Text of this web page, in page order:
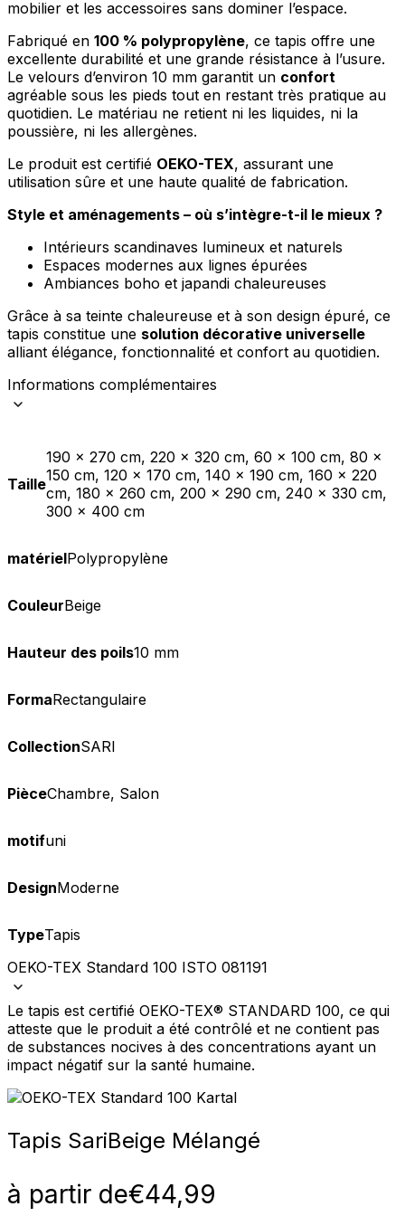
mobilier et les accessoires sans dominer l’espace.
Fabriqué en 100 % polypropylène, ce tapis offre une
excellente durabilité et une grande résistance à l’usure.
Le velours d’environ 10 mm garantit un confort
agréable sous les pieds tout en restant très pratique au
quotidien. Le matériau ne retient ni les liquides, ni la
poussière, ni les allergènes.
Le produit est certifié OEKO-TEX, assurant une
utilisation sûre et une haute qualité de fabrication.
Style et aménagements – où s’intègre-t-il le mieux ?
Intérieurs scandinaves lumineux et naturels
Espaces modernes aux lignes épurées
Ambiances boho et japandi chaleureuses
Grâce à sa teinte chaleureuse et à son design épuré, ce
tapis constitue une solution décorative universelle
alliant élégance, fonctionnalité et confort au quotidien.
Informations complémentaires
Taille
190 x 270 cm, 220 x 320 cm, 60 x 100 cm, 80 x
150 cm, 120 x 170 cm, 140 x 190 cm, 160 x 220
cm, 180 x 260 cm, 200 x 290 cm, 240 x 330 cm,
300 x 400 cm
matérielPolypropylène
CouleurBeige
Hauteur des poils10 mm
FormaRectangulaire
CollectionSARI
PièceChambre, Salon
motifuni
DesignModerne
TypeTapis
OEKO-TEX Standard 100 ISTO 081191
Le tapis est certifié OEKO-TEX® STANDARD 100, ce qui
atteste que le produit a été contrôlé et ne contient pas
de substances nocives à des concentrations ayant un
impact négatif sur la santé humaine.
Tapis SariBeige Mélangé
à partir de€44,99
Rejeter
Enregistrer mes préférences
Accepter tout